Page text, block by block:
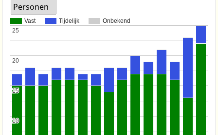
Personen
Vast Tijdelijk Onbekend
10
10
15
15
20
20
25
25